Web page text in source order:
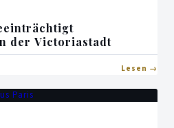
der Victoriastadt
Lesen